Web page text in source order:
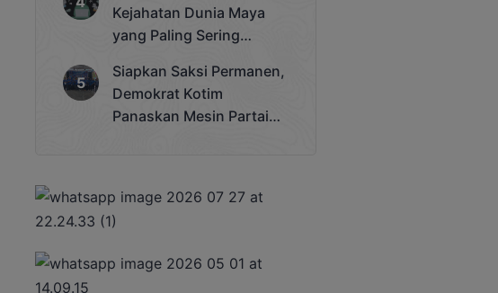
Kejahatan Dunia Maya
yang Paling Sering
Siapkan Saksi Permanen,
Demokrat Kotim
Panaskan Mesin Partai